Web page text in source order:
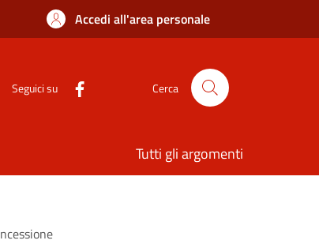
Accedi all'area personale
Seguici su Cerca
Tutti gli argomenti